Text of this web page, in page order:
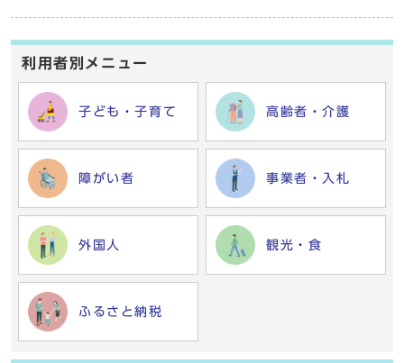
利用者別メニュー
子ども・子育て 高齢者・介護
障がい者 事業者・入札
外国人 観光・食
ふるさと納税